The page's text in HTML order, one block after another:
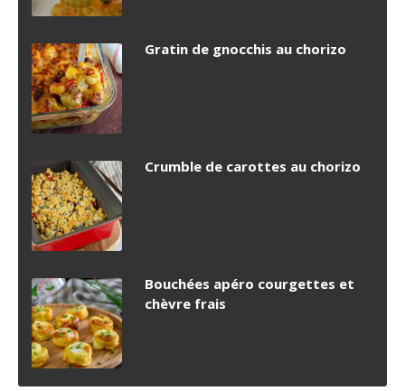
Gratin de gnocchis au chorizo
Crumble de carottes au chorizo
Bouchées apéro courgettes et
chèvre frais